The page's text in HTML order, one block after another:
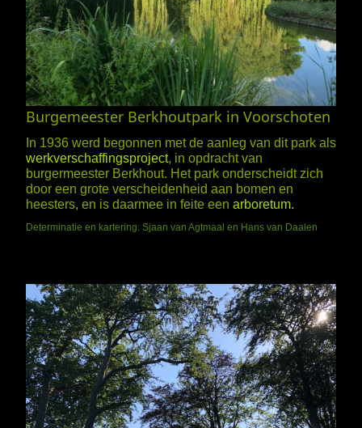
Burgemeester Berkhoutpark in Voorschoten
In 1936 werd begonnen met de aanleg van dit park als
werkverschaffingsproject, in opdracht van
burgermeester Berkhout. Het park onderscheidt zich
door een grote verscheidenheid aan bomen en
heesters, en is daarmee in feite een arboretum.
Determinatie en kartering: Sjaan van Agtmaal en Hans van Daalen